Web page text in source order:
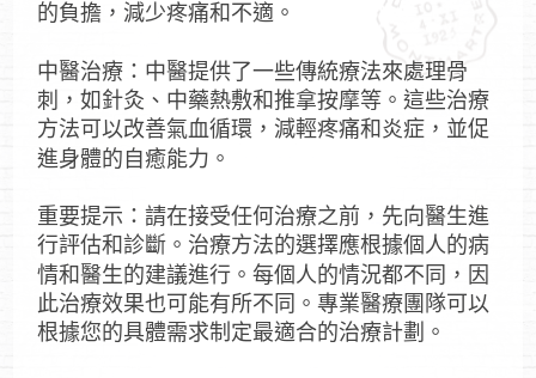
的負擔，減少疼痛和不適。
中醫治療：中醫提供了一些傳統療法來處理骨
刺，如針灸、中藥熱敷和推拿按摩等。這些治療
方法可以改善氣血循環，減輕疼痛和炎症，並促
進身體的自癒能力。
重要提示：請在接受任何治療之前，先向醫生進
行評估和診斷。治療方法的選擇應根據個人的病
情和醫生的建議進行。每個人的情況都不同，因
此治療效果也可能有所不同。專業醫療團隊可以
根據您的具體需求制定最適合的治療計劃。